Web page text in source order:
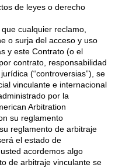
de leyes o derecho
cualquier reclamo,
o surja del acceso y uso
y este Contrato (o el
contrato, responsabilidad
(“controversias”), se
vinculante e internacional
por la
Arbitration
su reglamento
reglamento de arbitraje
el estado de
acordemos algo
de arbitraje vinculante se